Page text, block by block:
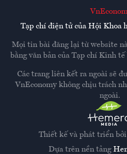
Thiết kế và phát triển bởi
Dựa trên nền tảng
Tạp chí điện tử của Hội Khoa
Mọi tin bài đăng lại từ website
bằng văn bản của Tạp chí Kinh tế
Các trang liên kết ra ngoài sẽ
VnEconomy không chịu trách
ngoài.